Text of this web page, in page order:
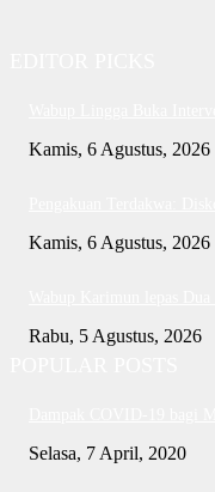
Kamis, 6 Agustus, 2026
Kamis, 6 Agustus, 2026
Rabu, 5 Agustus, 2026
Selasa, 7 April, 2020